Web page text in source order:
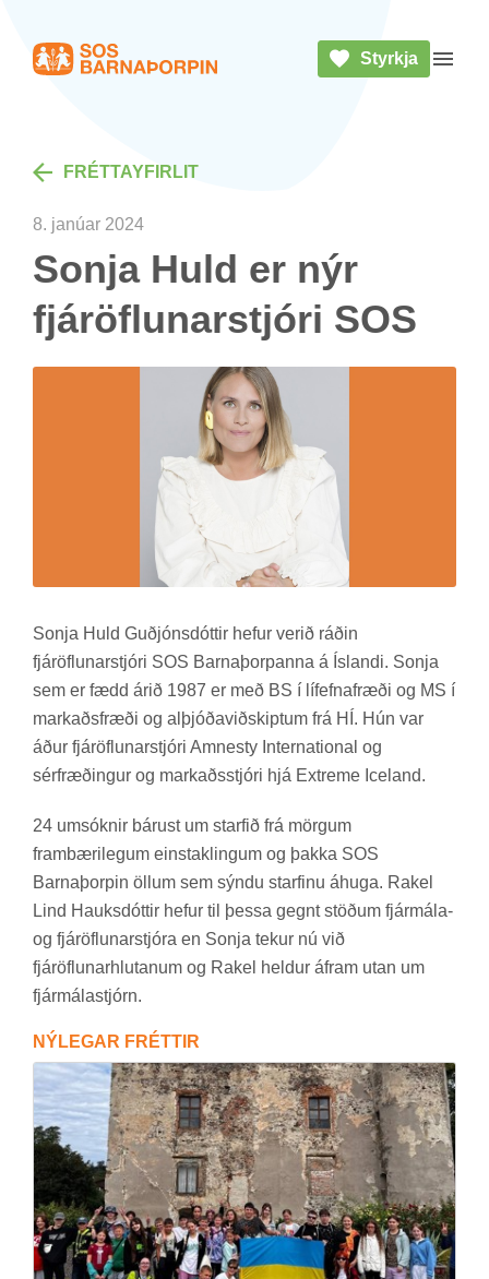
Heim Styrkja Opna
FRÉTTA­YF­IR­LIT
8. janú­ar 2024
Sonja Huld er nýr
fjár­öfl­un­ar­stjóri SOS
Sonja Huld Guð­jóns­dótt­ir hef­ur ver­ið ráð­in
fjár­öfl­un­ar­stjóri SOS Barna­þorp­anna á Ís­landi. Sonja
sem er fædd árið 1987 er með BS í líf­efna­fræði og MS í
mark­aðs­fræði og al­þjóða­við­skipt­um frá HÍ. Hún var
áður fjár­öfl­un­ar­stjóri Am­nesty In­ternati­onal og
sér­fræð­ing­ur og mark­aðs­stjóri hjá Extreme Ice­land.
24 um­sókn­ir bár­ust um starf­ið frá mörg­um
fram­bæri­leg­um ein­stak­ling­um og þakka SOS
Barna­þorp­in öll­um sem sýndu starf­inu áhuga. Rakel
Lind Hauks­dótt­ir hef­ur til þessa gegnt stöð­um fjár­mála-
og fjár­öfl­un­ar­stjóra en Sonja tek­ur nú við
fjár­öfl­un­ar­hlut­an­um og Rakel held­ur áfram utan um
fjár­mála­stjórn.
NÝ­LEG­AR FRÉTT­IR